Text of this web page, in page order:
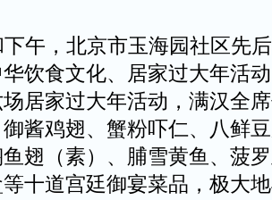
午，北京市玉海园社区先
饮食文化、居家过大年活
居家过大年活动，满汉全
酱鸡翅、蟹粉吓仁、八鲜
鱼翅（素）、脯雪黄鱼、菠
十道宫廷御宴菜品，极大